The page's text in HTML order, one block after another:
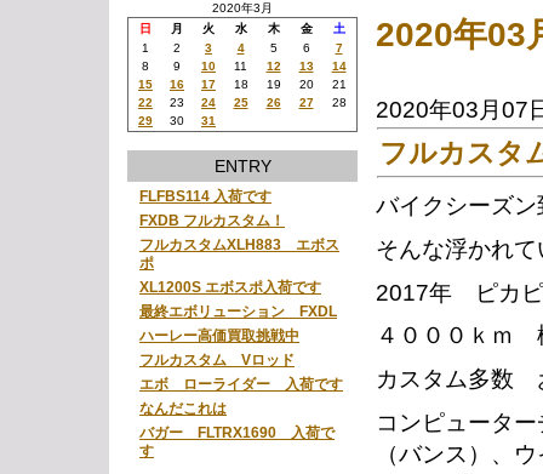
2020年3月
日
月 火 水 木 金
土
1
2 3 4 5 6
7
8
9 10 11 12 13
14
15
16 17 18 19 20
21
22
23 24 25 26 27
28
29
30 31
ENTRY
FLFBS114 入荷です
FXDB フルカスタム！
フルカスタムXLH883 エボス
ポ
XL1200S エボスポ入荷です
最終エボリューション FXDL
ハーレー高価買取挑戦中
フルカスタム Vロッド
エボ ローライダー 入荷です
なんだこれは
バガー FLTRX1690 入荷で
す
2020年03
2020年03月07
フルカスタ
バイクシーズ
そんな浮かれ
2017年 ピカ
４０００ｋｍ
カスタム多数
コンピュータ
（バンス）、